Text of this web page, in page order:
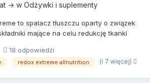
→ w Odżywki i suplementy
to spalacz tłuszczu oparty o związek
mające na celu redukcję tkanki
pragnących zdrowej i smukłej
według producenta posiada potw...
18 odpowiedzi
redox extreme allnutrition (i 7 więcej)